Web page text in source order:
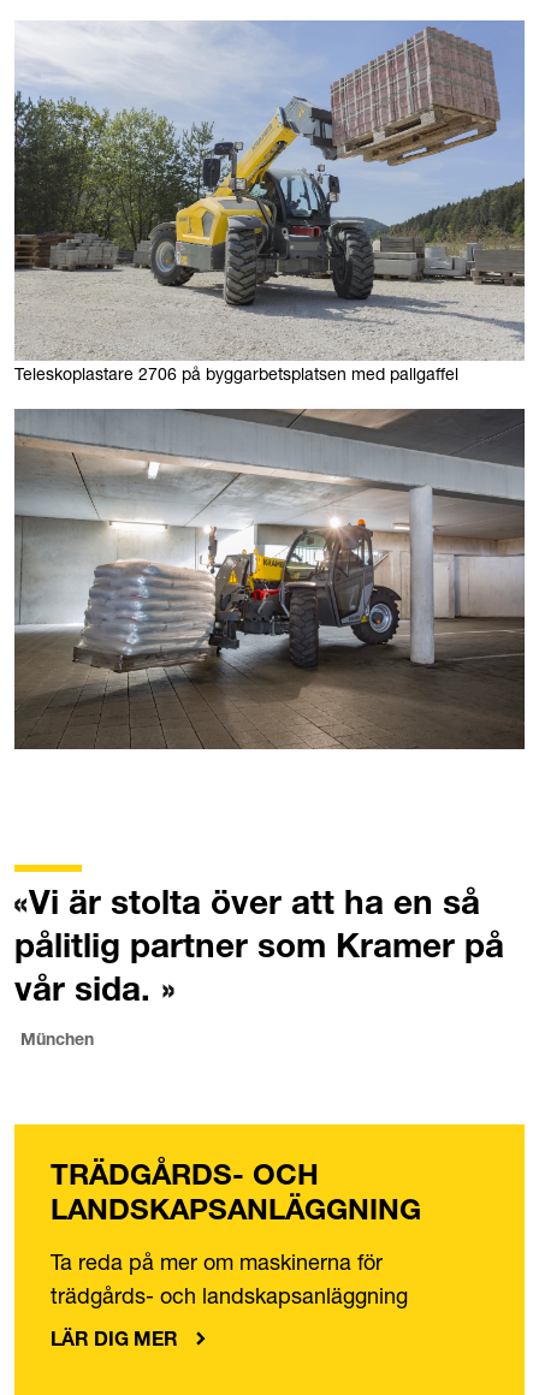
Teleskoplastare 2706 på byggarbetsplatsen med pallgaffel
Vi är stolta över att ha en så
pålitlig partner som Kramer på
vår sida.
München
TRÄDGÅRDS- OCH
LANDSKAPSANLÄGGNING
Ta reda på mer om maskinerna för
trädgårds- och landskapsanläggning
LÄR DIG MER